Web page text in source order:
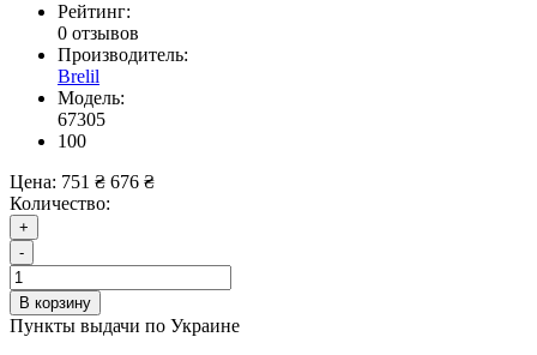
Рейтинг:
0 отзывов
Производитель:
Brelil
Модель:
67305
100
Цена: 751 ₴ 676 ₴
Количество:
+
-
В корзину
Пункты выдачи по Украине